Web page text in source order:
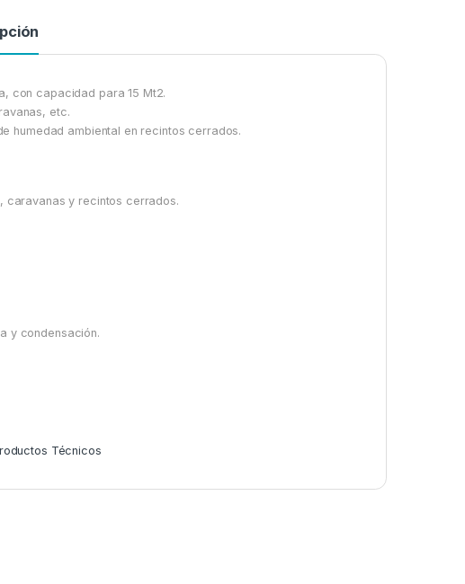
con capacidad para 15 Mt2.
etc.
humedad ambiental en recintos cerrados.
caravanas y recintos cerrados.
y condensación.
Técnicos